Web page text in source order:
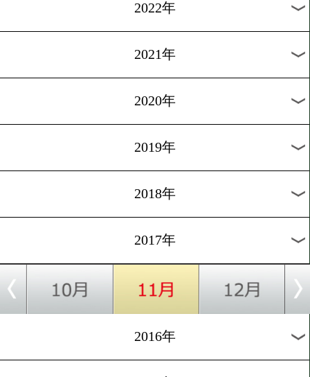
1
過去のニュース
2025年
2024年
2023年